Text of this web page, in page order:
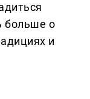
больше о
и